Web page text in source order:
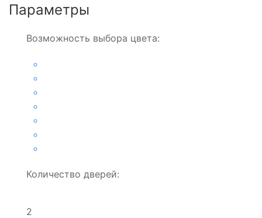
Параметры
Возможность выбора цвета:
Количество дверей:
2